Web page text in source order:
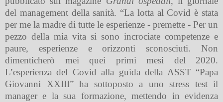
del management della sanità. “La lotta al Covid è stata
per me la madre di tutte le esperienze - premette - Per un
pezzo della mia vita si sono incrociate competenze e
paure, esperienze e orizzonti sconosciuti. Non
dimenticherò mei quei primi mesi del 2020.
L’esperienza del Covid alla guida della ASST “Papa
Giovanni XXIII” ha sottoposto a uno stress test il
manager e la sua formazione, mettendo in evidenza